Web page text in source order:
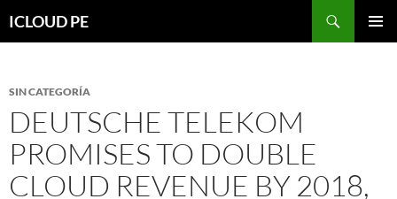
hacia
ICLOUD PE
SIN CATEGORÍA
DEUTSCHE TELEKOM
PROMISES TO DOUBLE
CLOUD REVENUE BY 2018,